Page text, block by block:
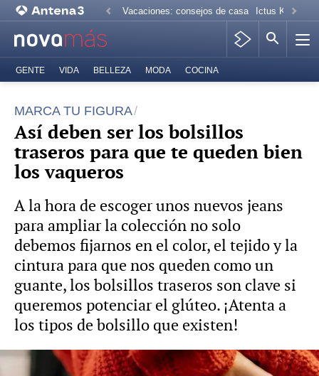
Vacaciones: consejos de casa Ictus Kiko
GENTE VIDA BELLEZA MODA COCINA
MARCA TU FIGURA
Así deben ser los bolsillos
traseros para que te queden bien
los vaqueros
A la hora de escoger unos nuevos jeans
para ampliar la colección no solo
debemos fijarnos en el color, el tejido y la
cintura para que nos queden como un
guante, los bolsillos traseros son clave si
queremos potenciar el glúteo. ¡Atenta a
los tipos de bolsillo que existen!